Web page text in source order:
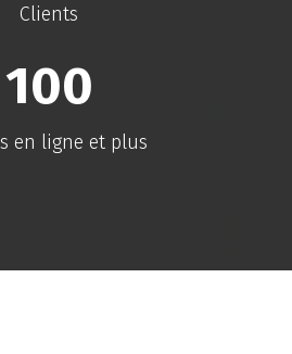
Clients
100
en ligne et plus